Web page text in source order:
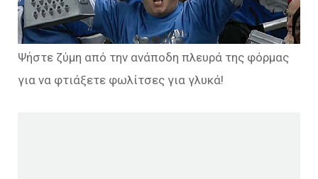
Ψήστε ζύμη από την ανάποδη πλευρά της φόρμας
για να φτιάξετε φωλίτσες για γλυκά!